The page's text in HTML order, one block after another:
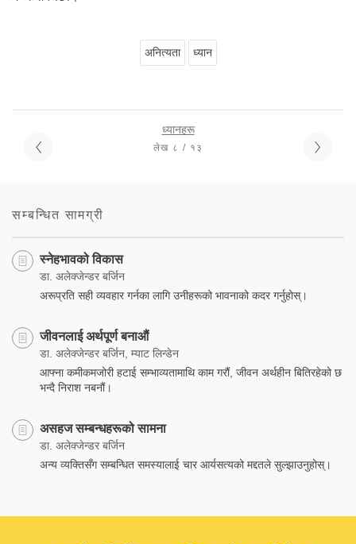
अनित्यता ध्यान
ध्यानहरू
लेख ८ / १३
सम्बन्धित सामग्री
स्नेहभावको विकास
डा. अलेक्जेन्डर बर्जिन
अरूप्रति सही व्यवहार गर्नका लागि उनीहरूको भावनाको कदर गर्नुहोस्।
जीवनलाई अर्थपूर्ण बनाऔं
डा. अलेक्जेन्डर बर्जिन, म्याट लिन्डेन
आफ्ना कमीकमजोरी हटाई सम्भाव्यतामाथि काम गरौं, जीवन अर्थहीन बितिरहेको छ
भन्दै निराश नबनौं।
असहज सम्बन्धहरूको सामना
डा. अलेक्जेन्डर बर्जिन
अन्य व्यक्तिसँग सम्बन्धित समस्यालाई चार आर्यसत्यको मद्दतले सुल्झाउनुहोस्।